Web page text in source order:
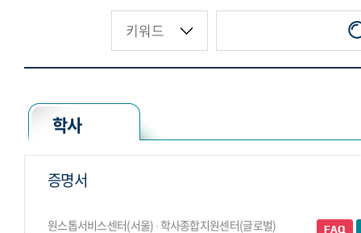
학사
원스톱서비스센터(서울) ∙ 학사종합지원센터(글로벌)
증명서